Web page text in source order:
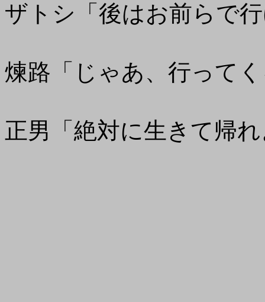
ザトシ「後はお前らで
煉路「じゃあ、行って
正男「絶対に生きて帰